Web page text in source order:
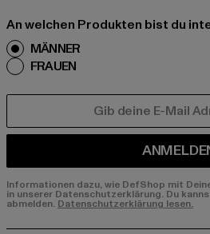
An welchen Produkten bist du
MÄNNER
FRAUEN
Informationen dazu, wie DefShop mit
in unserer Datenschutzerklärung. Du
abmelden. Datenschutzerklärung lesen.